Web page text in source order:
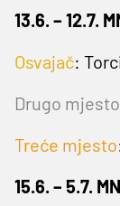
13.6. – 12.7.
Osvajač:
Drugo mjesto
Treće mjesto
15.6. – 5.7.